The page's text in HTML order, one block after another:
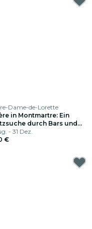
Dame-de-Lorette
in Montmartre: Ein
durch Bars und
(auf Englisch)
- 31 Dez.
€